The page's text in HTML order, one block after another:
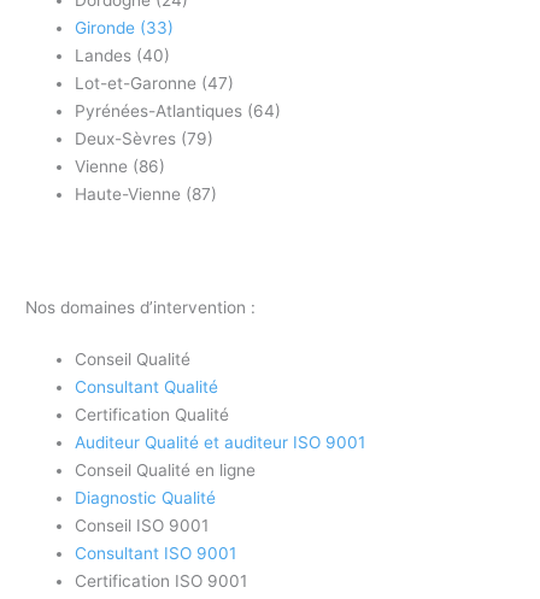
Gironde (33)
Landes (40)
Lot-et-Garonne (47)
Pyrénées-Atlantiques (64)
Deux-Sèvres (79)
Vienne (86)
Haute-Vienne (87)
Nos domaines d’intervention :
Conseil Qualité
Consultant Qualité
Certification Qualité
Auditeur Qualité et auditeur ISO 9001
Conseil Qualité en ligne
Diagnostic Qualité
Conseil ISO 9001
Consultant ISO 9001
Certification ISO 9001